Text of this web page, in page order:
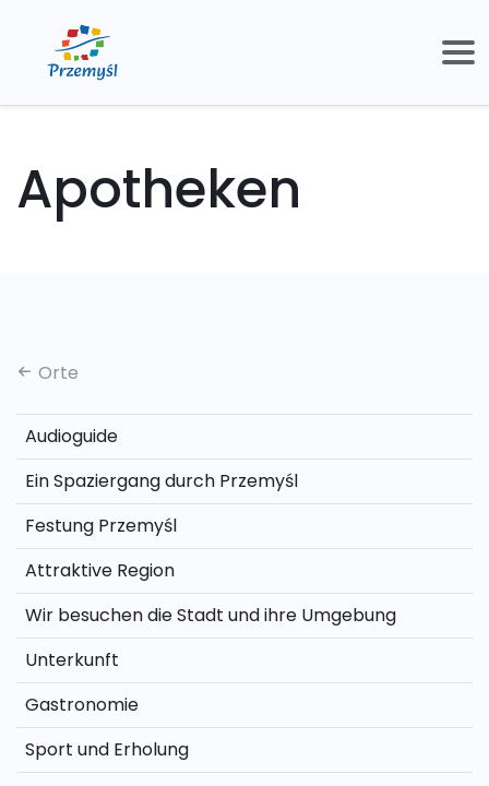
Apotheken
Orte
Audioguide
Ein Spaziergang durch Przemyśl
Festung Przemyśl
Attraktive Region
Wir besuchen die Stadt und ihre Umgebung
Unterkunft
Gastronomie
Sport und Erholung